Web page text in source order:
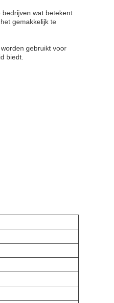
betekent
gemakkelijk te
gebruikt voor
biedt.